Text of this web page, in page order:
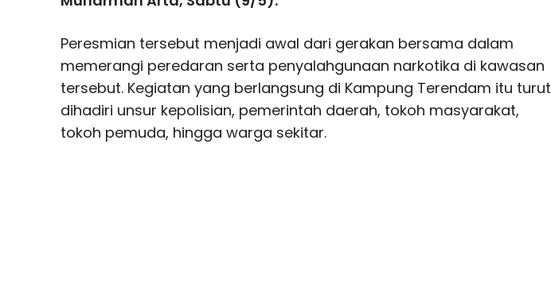
Peresmian tersebut menjadi awal dari gerakan bersama dalam
memerangi peredaran serta penyalahgunaan narkotika di kawasan
tersebut. Kegiatan yang berlangsung di Kampung Terendam itu turut
dihadiri unsur kepolisian, pemerintah daerah, tokoh masyarakat,
tokoh pemuda, hingga warga sekitar.